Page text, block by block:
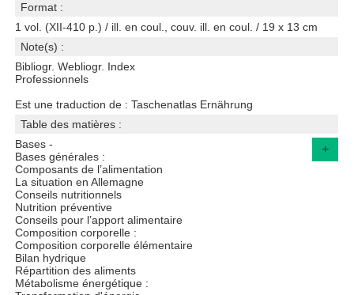
Format :
1 vol. (XII-410 p.) / ill. en coul., couv. ill. en coul. / 19 x 13 cm
Note(s) :
Bibliogr. Webliogr. Index
Professionnels
Est une traduction de : Taschenatlas Ernährung
Table des matières :
Bases -
Bases générales :
Composants de l’alimentation
La situation en Allemagne
Conseils nutritionnels
Nutrition préventive
Conseils pour l’apport alimentaire
Composition corporelle :
Composition corporelle élémentaire
Bilan hydrique
Répartition des aliments
Métabolisme énergétique :
+